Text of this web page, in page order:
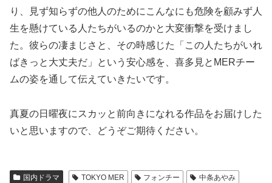
り、見ず知らずの他人のためにこんなにも危険を顧みず人
生を懸けている人たちがいるのかと大変衝撃を受けまし
た。彼らの凄まじさと、その時感じた「この人たちがいれ
ばきっと大丈夫だ」という安心感を、喜多見とMERチー
ムの姿を通して伝えていきたいです。
真夏の日曜夜にスカッと前向きになれる作品をお届けした
いと思いますので、どうぞご期待ください。
国内ドラマ TOKYO MER フォンチー
中条あやみ